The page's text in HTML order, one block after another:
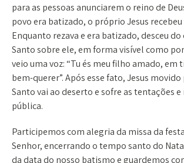
para as pessoas anunciarem o reino de
povo era batizado, o próprio Jesus
Enquanto rezava e era batizado, desceu
Santo sobre ele, em forma visível como
veio uma voz: “Tu és meu filho amado, em
bem-querer”. Após esse fato, Jesus
Santo vai ao deserto e sofre as tentações e
pública.
Participemos com alegria da missa da
Senhor, encerrando o tempo santo do
da data do nosso batismo e guardemos